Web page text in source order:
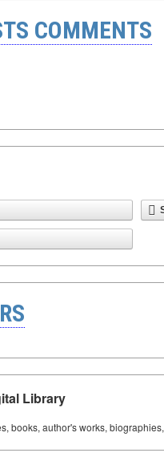
COMMENTS
Library
books, author's works,